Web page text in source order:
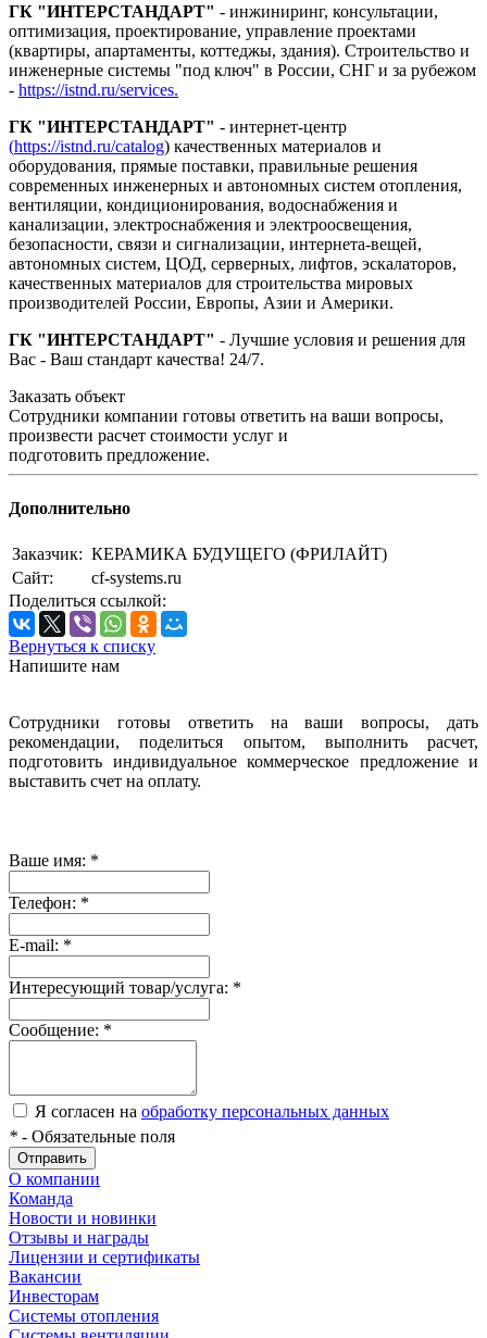
ГК "ИНТЕРСТАНДАРТ" - инжиниринг, консультации,
оптимизация, проектирование, управление проектами
(квартиры, апартаменты, коттеджы, здания). Строительство и
инженерные системы "под ключ" в России, СНГ и за рубежом
- https://istnd.ru/services.
ГК "ИНТЕРСТАНДАРТ" - интернет-центр
(https://istnd.ru/catalog) качественных материалов и
оборудования, прямые поставки, правильные решения
современных инженерных и автономных систем отопления,
вентиляции, кондиционирования, водоснабжения и
канализации, электроснабжения и электроосвещения,
безопасности, связи и сигнализации, интернета-вещей,
автономных систем, ЦОД, серверных, лифтов, эскалаторов,
качественных материалов для строительства мировых
производителей России, Европы, Азии и Америки.
ГК "ИНТЕРСТАНДАРТ" - Лучшие условия и решения для
Вас - Ваш стандарт качества! 24/7.
Заказать объект
Сотрудники компании готовы ответить на ваши вопросы,
произвести расчет стоимости услуг и
подготовить предложение.
Дополнительно
Заказчик: КЕРАМИКА БУДУЩЕГО (ФРИЛАЙТ)
Сайт:
cf-systems.ru
Поделиться ссылкой:
Вернуться к списку
Напишите нам
Сотрудники готовы ответить на ваши вопросы, дать
рекомендации, поделиться опытом, выполнить расчет,
подготовить индивидуальное коммерческое предложение и
выставить счет на оплату.
Ваше имя: *
Телефон: *
E-mail: *
Интересующий товар/услуга: *
Сообщение: *
Я согласен на обработку персональных данных
* - Обязательные поля
Отправить
О компании
Команда
Новости и новинки
Отзывы и награды
Лицензии и сертификаты
Вакансии
Инвесторам
Системы отопления